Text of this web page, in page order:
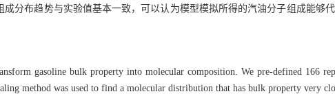
分布趋势与实验值基本一致，可以认为模型模拟所得的汽油分子组成能够
gasoline bulk property into molecular composition. We pre-defined 166
method was used to find a molecular distribution that has bulk property very